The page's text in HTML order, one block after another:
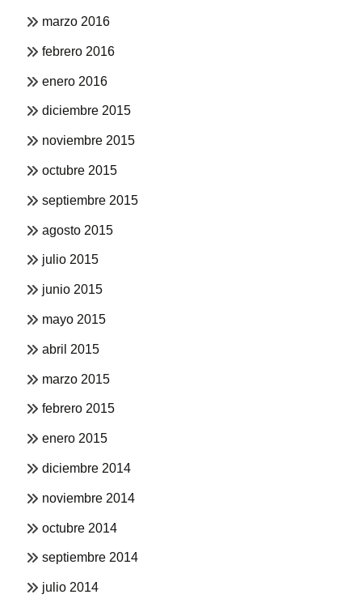
marzo 2016
febrero 2016
enero 2016
diciembre 2015
noviembre 2015
octubre 2015
septiembre 2015
agosto 2015
julio 2015
junio 2015
mayo 2015
abril 2015
marzo 2015
febrero 2015
enero 2015
diciembre 2014
noviembre 2014
octubre 2014
septiembre 2014
julio 2014